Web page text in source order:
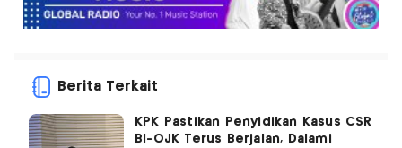
Berita Terkait
KPK Pastikan Penyidikan Kasus CSR
BI-OJK Terus Berjalan, Dalami